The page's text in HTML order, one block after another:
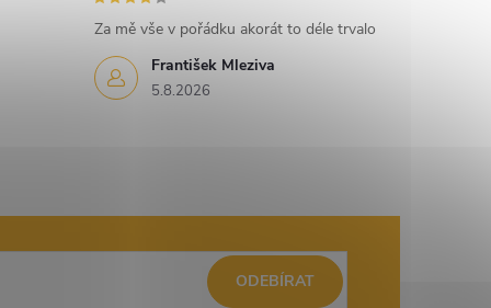
František Mleziva
5.8.2026
Za mě vše v pořádku akorát to déle trvalo
ODEBÍRAT